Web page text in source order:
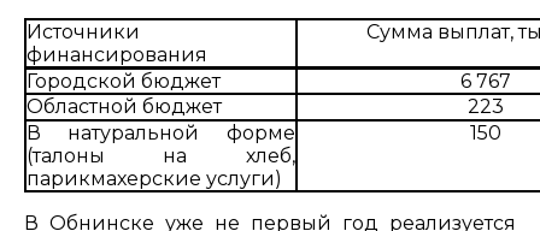
Источники
финансирования
Сумма выплат,
Городской бюджет
6 767
Областной бюджет
223
В натуральной форме
(талоны на хлеб,
парикмахерские услуги)
150
В Обнинске уже не первый год реализуется